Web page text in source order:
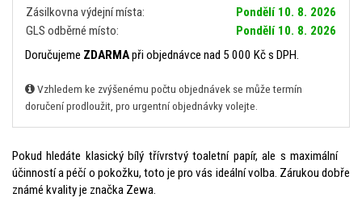
Zásilkovna výdejní místa:
Pondělí 10. 8. 2026
GLS odběrné místo:
Pondělí 10. 8. 2026
Doručujeme ZDARMApři objednávce nad 5 000 Kč s DPH.
Vzhledem ke zvýšenému počtu objednávek se může termín
doručení prodloužit, pro urgentní objednávky volejte.
Pokud hledáte klasický bílý třívrstvý toaletní papír, ale s maximální
účinností a péčí o pokožku, toto je pro vás ideální volba. Zárukou dobře
známé kvality je značka Zewa.